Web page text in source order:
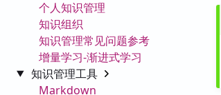
个人知识管理
知识组织
知识管理常见问题参考
增量学习-渐进式学习
知识管理工具
Markdown